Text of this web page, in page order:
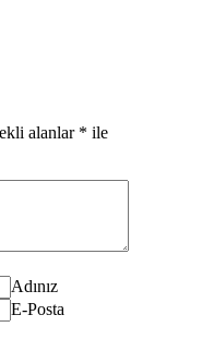
alanlar * ile
Adınız
E-Posta